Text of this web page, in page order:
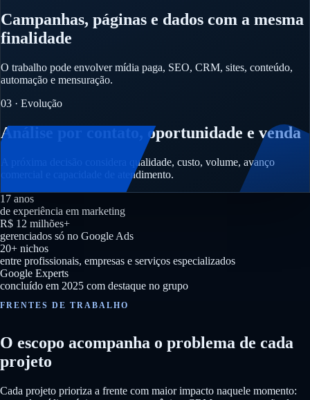
Campanhas, páginas e dados com a mesma
finalidade
O trabalho pode envolver mídia paga, SEO, CRM, sites, conteúdo,
automação e mensuração.
03 · Evolução
Análise por contato, oportunidade e venda
A próxima decisão considera qualidade, custo, volume, avanço
comercial e capacidade de atendimento.
17 anos
de experiência em marketing
R$ 12 milhões+
gerenciados só no Google Ads
20+ nichos
entre profissionais, empresas e serviços especializados
Google Experts
concluído em 2025 com destaque no grupo
FRENTES DE TRABALHO
O escopo acompanha o problema de cada
projeto
Cada projeto prioriza a frente com maior impacto naquele momento: